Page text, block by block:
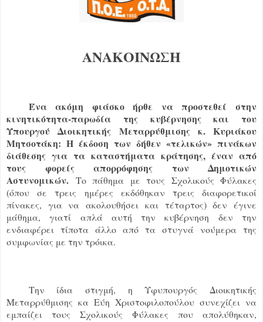
ΑΝΑΚΟΙΝΩΣΗ
Ένα ακόμη φιάσκο ήρθε να προστεθεί στην
κινητικότητα-παρωδία της κυβέρνησης και του
Υπουργού Διοικητικής Μεταρρύθμισης κ. Κυριάκου
Μητσοτάκη: Η έκδοση των δήθεν «τελικών» πινάκων
διάθεσης για τα καταστήματα κράτησης, έναν από
τους φορείς απορρόφησης των Δημοτικών
Αστυνομικών. Το πάθημα με τους Σχολικούς Φύλακες
(όπου σε τρεις ημέρες εκδόθηκαν τρεις διαφορετικοί
πίνακες, για να ακολουθήσει και τέταρτος) δεν έγινε
μάθημα, γιατί απλά αυτή την κυβέρνηση δεν την
ενδιαφέρει τίποτα άλλο από τα στυγνά νούμερα της
συμφωνίας με την τρόικα.
Την ίδια στιγμή, η Υφυπουργός Διοικητικής
Μεταρρύθμισης κα Εύη Χριστοφιλοπούλου συνεχίζει να
εμπαίζει τους Σχολικούς Φύλακες που απολύθηκαν,